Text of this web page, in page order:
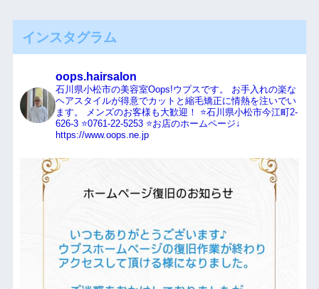
インスタグラム
oops.hairsalon
石川県小松市の美容室Oops!ウプスです。
お手入れの楽な
ヘアスタイルが得意でカットと縮毛矯正に情熱を注いでい
ます。
メンズのお客様も大歓迎！
⭐️石川県小松市今江町2-
626-3⭐️0761-22-5253⭐️お店のホームページ↓
https://www.oops.ne.jp